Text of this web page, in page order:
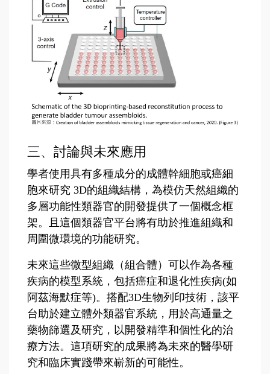
三、 討論與未來應用
學者使用具有多種成分的成體幹細胞或癌細
胞來研究 3D的組織結構，為模仿天然組織的
多層功能性類器官的開發提供了一個概念框
架。且這個類器官平台將有助於推進組織和
周圍微環境的功能研究。
未來這些微型組織（組合體）可以作為各種
疾病的模型系統，包括癌症和退化性疾病(如
阿茲海默症等)。搭配3D生物列印技術，該平
台助於建立體外類器官系統，用於高通量之
藥物篩選及研究，以開發精準和個性化的治
療方法。這項研究的成果將為未來的醫學研
究和臨床實踐帶來嶄新的可能性。